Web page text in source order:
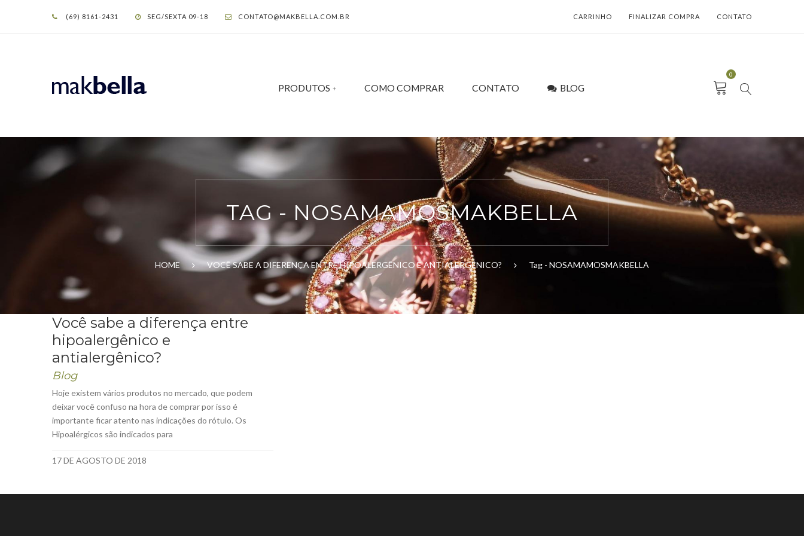
(69) 8161-2431 SEG/SEXTA 09-18 CONTATO@MAKBELLA.COM.BR CARRINHO FINALIZAR COMPRA CONTATO
PRODUTOS COMO COMPRAR CONTATO BLOG
0
TAG - NOSAMAMOSMAKBELLA
HOME VOCÊ SABE A DIFERENÇA ENTRE HIPOALERGÊNICO E ANTIALERGÊNICO? Tag - NOSAMAMOSMAKBELLA
Você sabe a diferença entre
hipoalergênico e
antialergênico?
Blog
Hoje existem vários produtos no mercado, que podem
deixar você confuso na hora de comprar por isso é
importante ficar atento nas indicações do rótulo. Os
Hipoalérgicos são indicados para
17 DE AGOSTO DE 2018